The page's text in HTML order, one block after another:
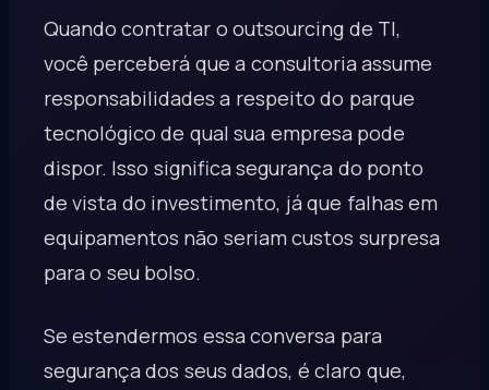
Quando contratar o outsourcing de TI,
você perceberá que a consultoria assume
responsabilidades a respeito do parque
tecnológico de qual sua empresa pode
dispor. Isso significa segurança do ponto
de vista do investimento, já que falhas em
equipamentos não seriam custos surpresa
para o seu bolso.
Se estendermos essa conversa para
segurança dos seus dados, é claro que,